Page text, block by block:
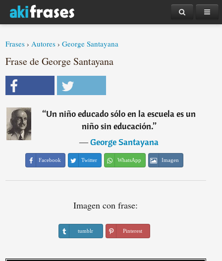
Frases ›Autores ›George Santayana
Frase de George Santayana
“Un niño educado sólo en la escuela es un
niño sin educación.”
―George Santayana
Facebook Twitter WhatsApp Imagen
Imagen con frase:
tumblr Pinterest